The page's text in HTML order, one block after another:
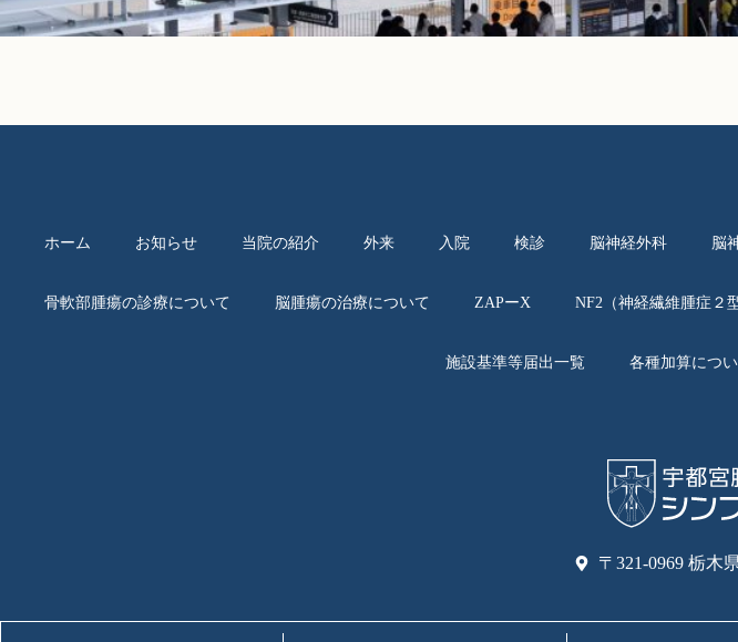
ホーム お知らせ 当院の紹介 外来 入院 検診 脳神経外科 脳
骨軟部腫瘍の診療について 脳腫瘍の治療について ZAPーX NF2（神経繊維腫症２型
施設基準等届出一覧 各種加算につ
〒321-0969 栃木